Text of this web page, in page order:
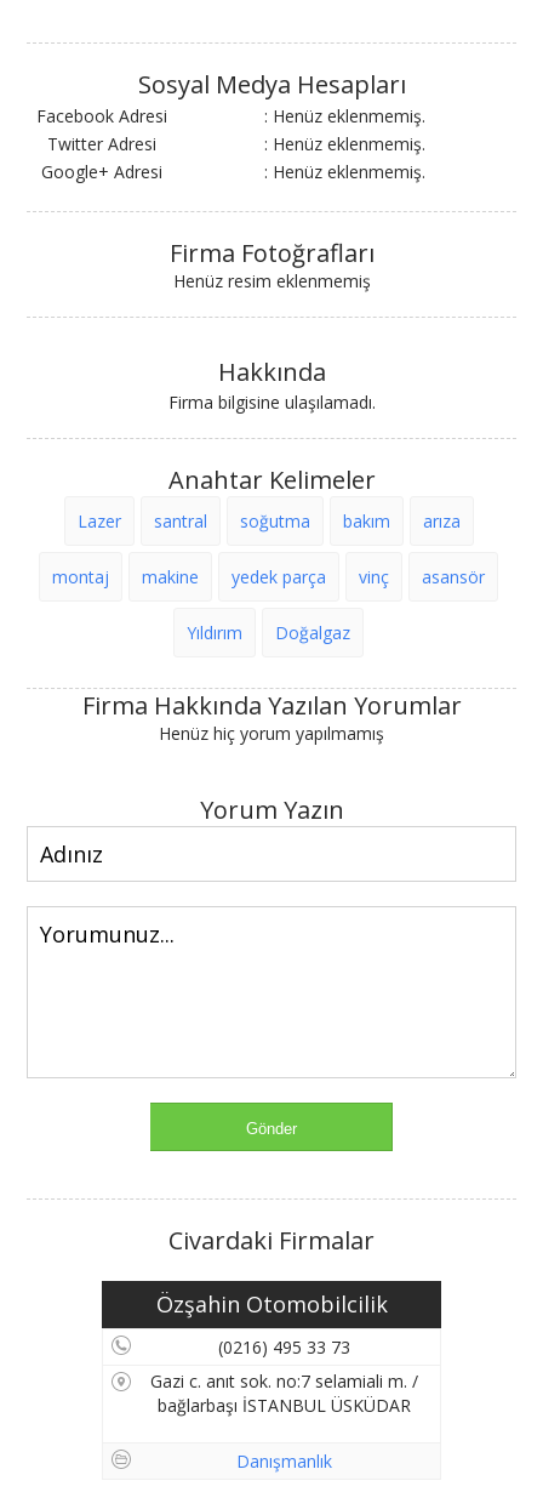
Sosyal Medya Hesapları
Facebook Adresi
: Henüz eklenmemiş.
Twitter Adresi
: Henüz eklenmemiş.
Google+ Adresi
: Henüz eklenmemiş.
Firma Fotoğrafları
Henüz resim eklenmemiş
Hakkında
Firma bilgisine ulaşılamadı.
Anahtar Kelimeler
Lazer santral soğutma bakım arıza
montaj makine yedek parça vinç asansör
Yıldırım Doğalgaz
Firma Hakkında Yazılan Yorumlar
Henüz hiç yorum yapılmamış
Yorum Yazın
Civardaki Firmalar
Özşahin Otomobilcilik
(0216) 495 33 73
Gazi c. anıt sok. no:7 selamiali m. /
bağlarbaşı İSTANBUL ÜSKÜDAR
Danışmanlık